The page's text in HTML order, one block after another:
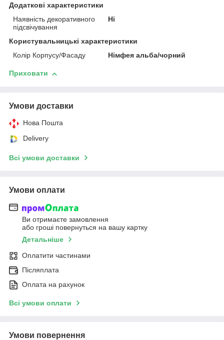
Додаткові характеристики
Наявність декоративного
підсвічування
Ні
Користувальницькі характеристики
Колір Корпусу/Фасаду
Німфея альба/чорний
Приховати
Умови доставки
Нова Пошта
Delivery
Всі умови доставки
Умови оплати
Ви отримаєте замовлення
або гроші повернуться на вашу картку
Детальніше
Оплатити частинами
Післяплата
Оплата на рахунок
Всі умови оплати
Умови повернення